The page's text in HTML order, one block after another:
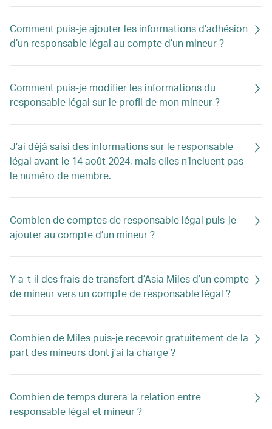
Comment puis-je ajouter les informations d’adhésion
d’un responsable légal au compte d’un mineur ?
Comment puis-je modifier les informations du
responsable légal sur le profil de mon mineur ?
J’ai déjà saisi des informations sur le responsable
légal avant le 14 août 2024, mais elles n’incluent pas
le numéro de membre.
Combien de comptes de responsable légal puis-je
ajouter au compte d’un mineur ?
Y a-t-il des frais de transfert d’Asia Miles d’un compte
de mineur vers un compte de responsable légal ?
Combien de Miles puis-je recevoir gratuitement de la
part des mineurs dont j’ai la charge ?
Combien de temps durera la relation entre
responsable légal et mineur ?